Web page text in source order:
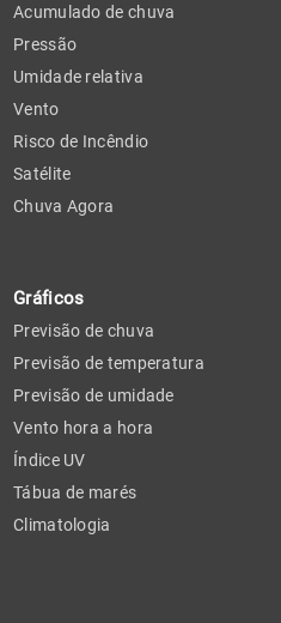
Acumulado de chuva
Pressão
Umidade relativa
Vento
Risco de Incêndio
Satélite
Chuva Agora
Gráficos
Previsão de chuva
Previsão de temperatura
Previsão de umidade
Vento hora a hora
Índice UV
Tábua de marés
Climatologia